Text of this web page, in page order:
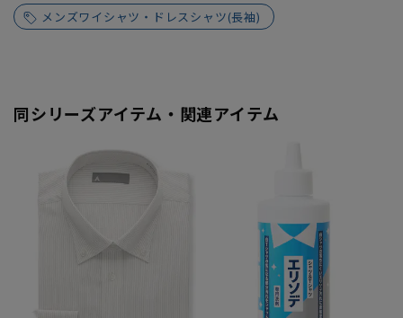
メンズワイシャツ・ドレスシャツ(長袖)
同シリーズアイテム・関連アイテム